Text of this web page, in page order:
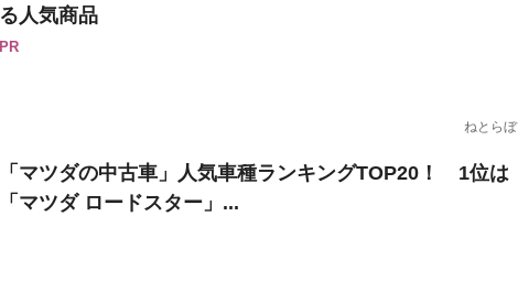
る人気商品
PR
ねとらぼ
「マツダの中古車」人気車種ランキングTOP20！ 1位は
「マツダ ロードスター」...